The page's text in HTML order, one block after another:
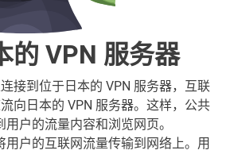
的 VPN 服务器
接到位于日本的 VPN 服务器，互联
向日本的 VPN 服务器。这样，公共
户的流量内容和浏览网页。
用户的互联网流量传输到网络上。用